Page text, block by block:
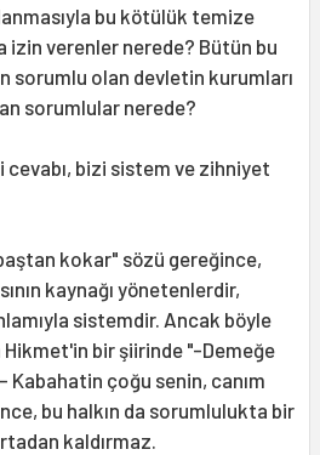
bu kötülük temize
izin verenler nerede? Bütün bu
sorumlu olan devletin kurumları
sorumlular nerede?
cevabı, bizi sistem ve zihniyet
kokar" sözü gereğince,
kaynağı yönetenlerdir,
sistemdir. Ancak böyle
bir şiirinde "-Demeğe
Kabahatin çoğu senin, canım
bu halkın da sorumlulukta bir
kaldırmaz.